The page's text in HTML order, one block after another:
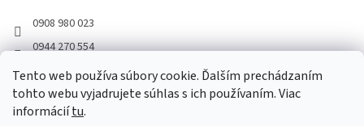
Tento web používa súbory cookie. Ďalším prechádzaním
tohto webu vyjadrujete súhlas s ich používaním. Viac
informáciítu.
0908 980 023
0944 270 554
Facebook